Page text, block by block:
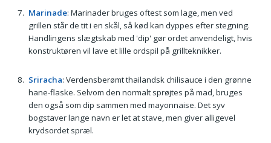
Marinade: Marinader bruges oftest som lage, men ved
grillen står de tit i en skål, så kød kan dyppes efter stegning.
Handlingens slægtskab med 'dip' gør ordet anvendeligt, hvis
konstruktøren vil lave et lille ordspil på grillteknikker.
Sriracha: Verdensberømt thailandsk chilisauce i den grønne
hane-flaske. Selvom den normalt sprøjtes på mad, bruges
den også som dip sammen med mayonnaise. Det syv
bogstaver lange navn er let at stave, men giver alligevel
krydsordet spræl.